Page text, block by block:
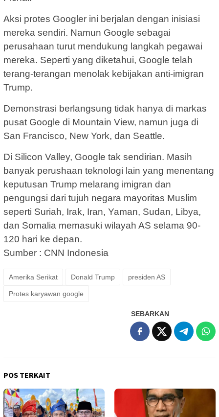
Aksi protes Googler ini berjalan dengan inisiasi
mereka sendiri. Namun Google sebagai
perusahaan turut mendukung langkah pegawai
mereka. Seperti yang diketahui, Google telah
terang-terangan menolak kebijakan anti-imigran
Trump.
Demonstrasi berlangsung tidak hanya di markas
pusat Google di Mountain View, namun juga di
San Francisco, New York, dan Seattle.
Di Silicon Valley, Google tak sendirian. Masih
banyak perushaan teknologi lain yang menentang
keputusan Trump melarang imigran dan
pengungsi dari tujuh negara mayoritas Muslim
seperti Suriah, Irak, Iran, Yaman, Sudan, Libya,
dan Somalia memasuki wilayah AS selama 90-
120 hari ke depan.
Sumber : CNN Indonesia
Amerika Serikat Donald Trump presiden AS
Protes karyawan google
SEBARKAN
POS TERKAIT